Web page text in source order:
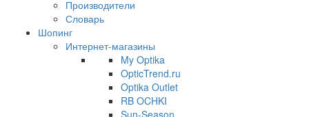
Производители
Словарь
Шопинг
Интернет-магазины
My Optika
OpticTrend.ru
Optika Outlet
RB OCHKI